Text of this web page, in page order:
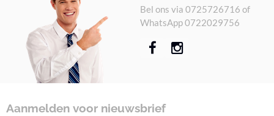
Bel ons via 0725726716 of
WhatsApp 0722029756
Aanmelden voor nieuwsbrief